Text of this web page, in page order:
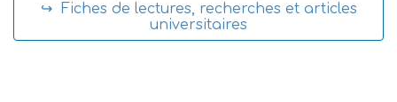
↪ Fiches de lectures, recherches et articles
universitaires